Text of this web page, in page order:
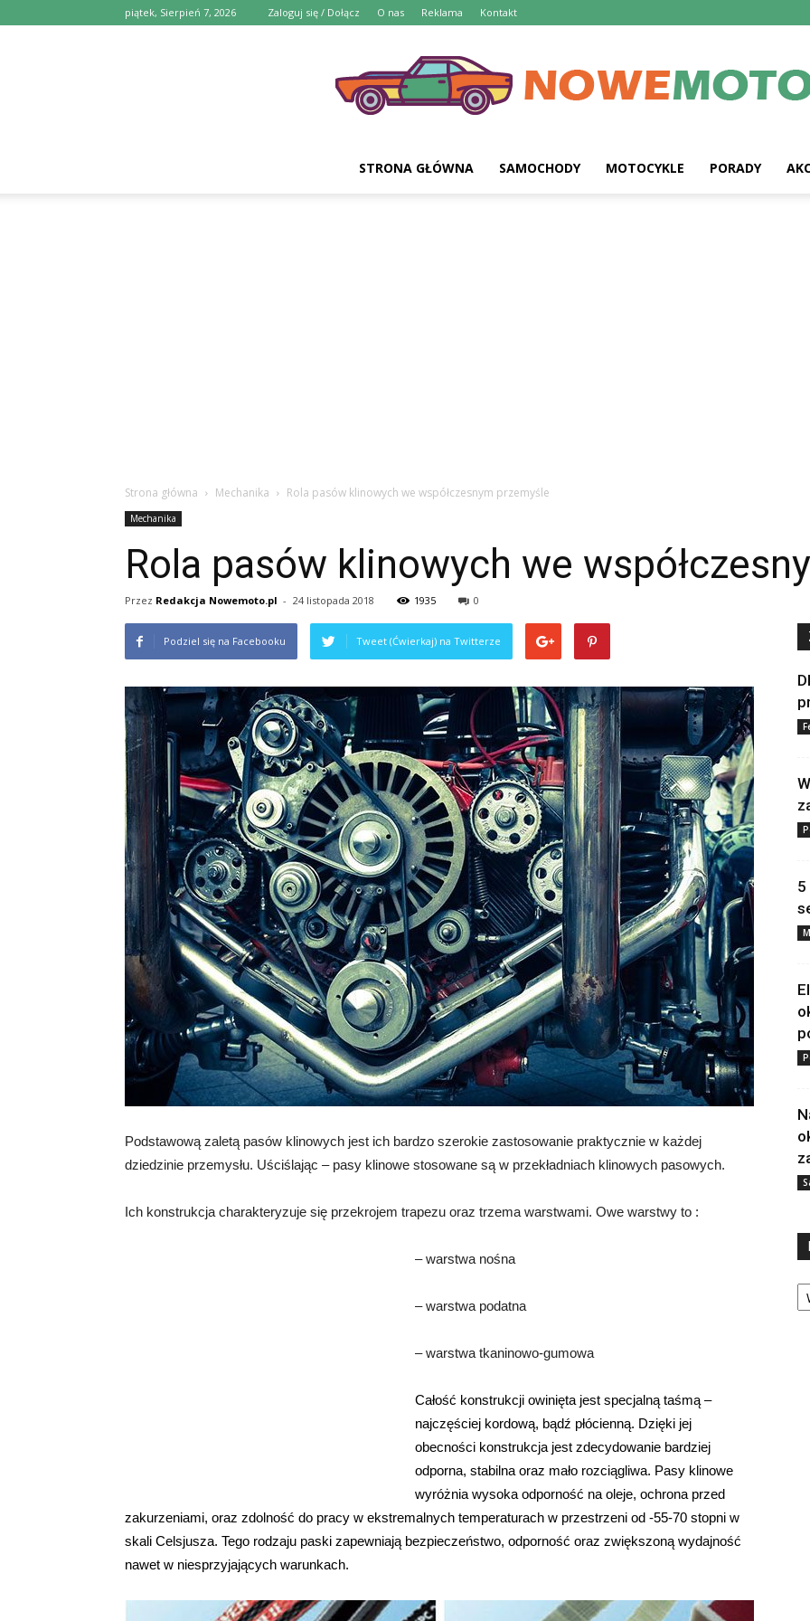
piątek, Sierpień 7, 2026 Zaloguj się / Dołącz O nas Reklama Kontakt
STRONA GŁÓWNA SAMOCHODY MOTOCYKLE PORADY
Strona główna Mechanika Rola pasów klinowych we współczesnym przemyśle
Mechanika
Rola pasów klinowych we
Przez Redakcja Nowemoto.pl - 24 listopada 2018 1935 0
Podziel się na Facebooku Tweet (Ćwierkaj) na Twitterze
Podstawową zaletą pasów klinowych jest ich bardzo szerokie zastosowanie praktycznie w każdej
dziedzinie przemysłu. Uściślając – pasy klinowe stosowane są w przekładniach klinowych pasowych.
Ich konstrukcja charakteryzuje się przekrojem trapezu oraz trzema warstwami. Owe warstwy to :
– warstwa nośna
– warstwa podatna
– warstwa tkaninowo-gumowa
Całość konstrukcji owinięta jest specjalną taśmą –
najczęściej kordową, bądź płócienną. Dzięki jej
obecności konstrukcja jest zdecydowanie bardziej
odporna, stabilna oraz mało rozciągliwa. Pasy klinowe
wyróżnia wysoka odporność na oleje, ochrona przed
zakurzeniami, oraz zdolność do pracy w ekstremalnych temperaturach w przestrzeni od -55-70 stopni w
skali Celsjusza. Tego rodzaju paski zapewniają bezpieczeństwo, odporność oraz zwiększoną wydajność
nawet w niesprzyjających warunkach.
5